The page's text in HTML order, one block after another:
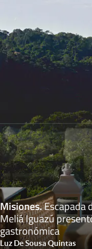
Misiones.Escapada
Meliá Iguazú
gastronómica
Luz De Sousa Quintas